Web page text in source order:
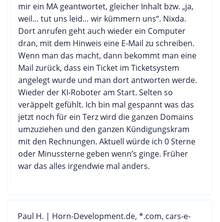
mir ein MA geantwortet, gleicher Inhalt bzw. „ja,
weil… tut uns leid… wir kümmern uns“. Nixda.
Dort anrufen geht auch wieder ein Computer
dran, mit dem Hinweis eine E-Mail zu schreiben.
Wenn man das macht, dann bekommt man eine
Mail zurück, dass ein Ticket im Ticketsystem
angelegt wurde und man dort antworten werde.
Wieder der KI-Roboter am Start. Selten so
veräppelt gefühlt. Ich bin mal gespannt was das
jetzt noch für ein Terz wird die ganzen Domains
umzuziehen und den ganzen Kündigungskram
mit den Rechnungen. Aktuell würde ich 0 Sterne
oder Minussterne geben wenn’s ginge. Früher
war das alles irgendwie mal anders.
Paul H. | Horn-Development.de, *.com, cars-e-